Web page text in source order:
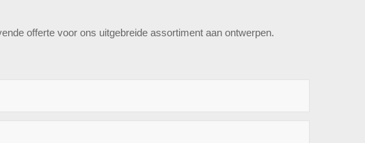
offerte voor ons uitgebreide assortiment aan ontwerpen.